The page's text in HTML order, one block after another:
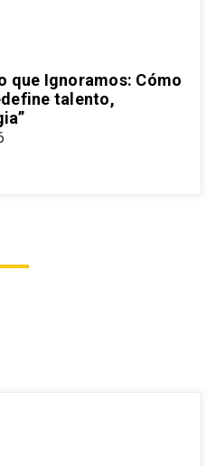
que Ignoramos: Cómo
talento,